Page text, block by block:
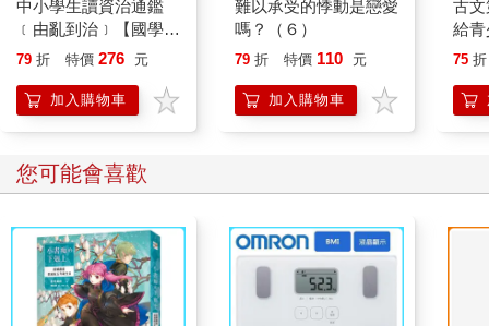
中小學生讀資治通鑑
﹝由亂到治﹞【國學特
訓班】
79 折 特價 276 元
加入購物車
難以承受的悸動是戀愛
嗎？（６）
79 折 特價 110 元
加入購物車
古
給青
古
75 折
您可能會喜歡